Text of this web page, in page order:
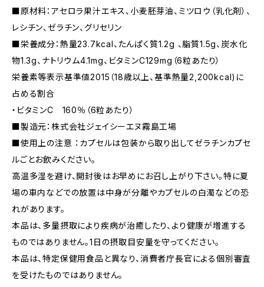
■原材料：アセロラ果汁エキス、小麦胚芽油、ミツロウ（乳化剤）、
レシチン、ゼラチン、グリセリン
■栄養成分：熱量23.7kcal、たんぱく質1.2g 、脂質1.5g、炭水化
物1.3g、ナトリウム4.1mg、ビタミンC129mg（6粒あたり）
栄養素等表示基準値2015（18歳以上、基準熱量2,200kcal)に
占める割合
・ビタミンC 160％（6粒あたり）
■製造元：株式会社ジェイシーエヌ霧島工場
■使用上の注意 ：カプセルは包装から取り出してゼラチンカプセ
ルごとお飲みください。
高温多湿を避け、開封後はお早めにお召し上がり下さい。特に夏
場の車内などでの放置は中身が分離やカプセルの白濁などの恐
れがあります。
本品は、多量摂取により疾病が治癒したり、より健康が増進する
ものではありません。1日の摂取目安量を守ってください。
本品は、特定保健用食品と異なり、消費者庁長官による個別審査
を受けたものではありません。